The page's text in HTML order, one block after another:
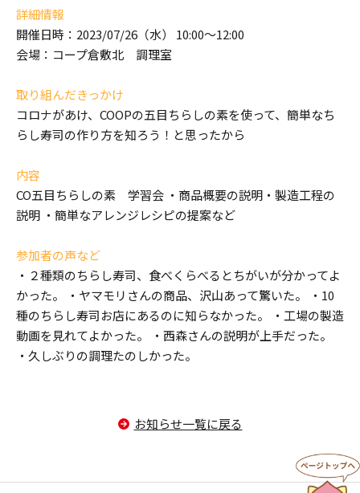
詳細情報
開催日時：2023/07/26（水） 10:00～12:00
会場：コープ倉敷北 調理室
取り組んだきっかけ
コロナがあけ、COOPの五目ちらしの素を使って、簡単なち
らし寿司の作り方を知ろう！と思ったから
内容
CO五目ちらしの素 学習会 ・商品概要の説明・製造工程の
説明 ・簡単なアレンジレシピの提案など
参加者の声など
・２種類のちらし寿司、食べくらべるとちがいが分かってよ
かった。 ・ヤマモリさんの商品、沢山あって驚いた。 ・10
種のちらし寿司お店にあるのに知らなかった。 ・工場の製造
動画を見れてよかった。 ・西森さんの説明が上手だった。
・久しぶりの調理たのしかった。
お知らせ一覧に戻る